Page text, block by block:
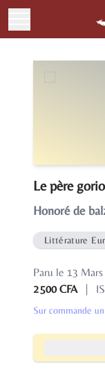
Le père
Honoré de
Littérature
Paru le 13
2 500 CFA
|
Sur commande